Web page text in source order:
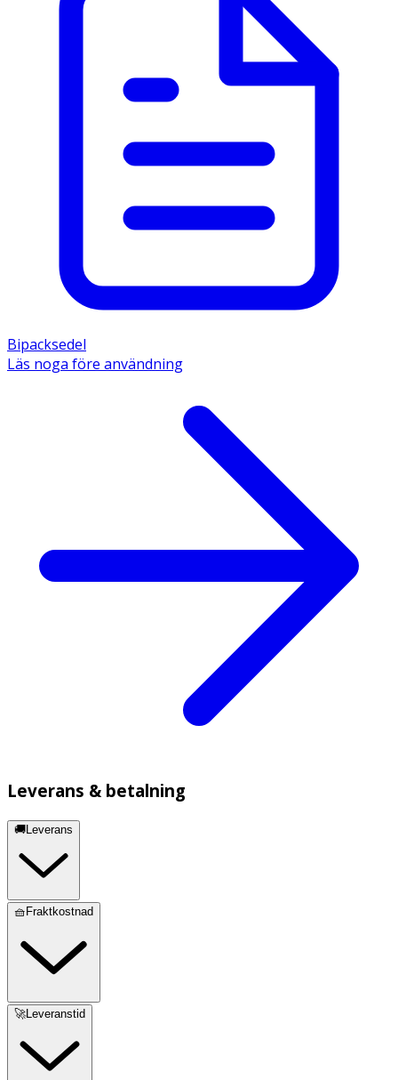
Bipacksedel
Läs noga före användning
Leverans & betalning
🚚Leverans
🧺Fraktkostnad
🚀Leveranstid